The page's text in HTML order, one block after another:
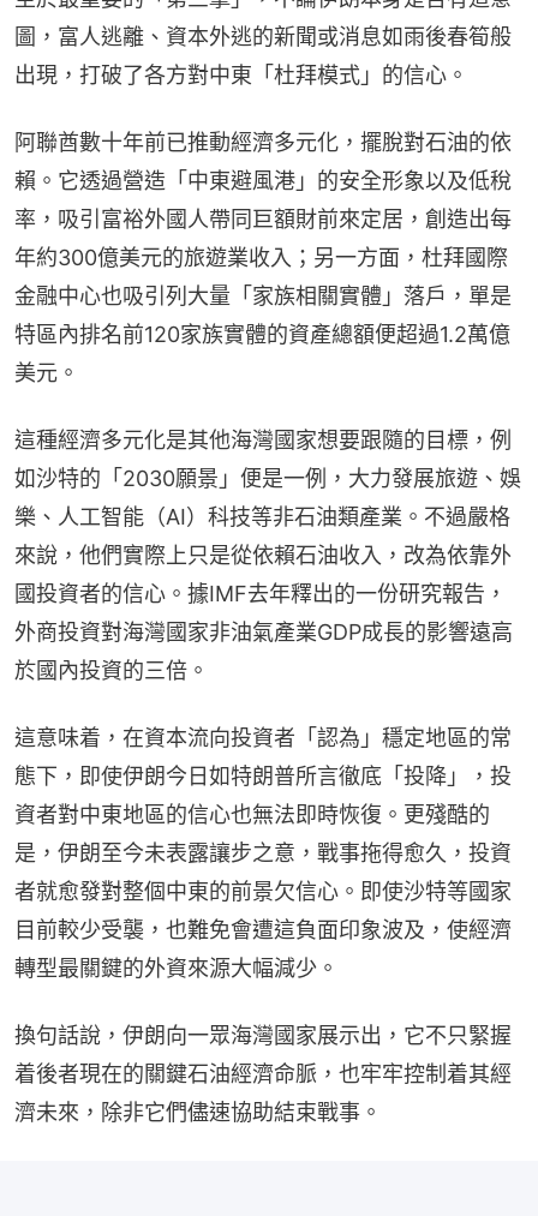
圖，富人逃離、資本外逃的新聞或消息如雨後春筍般
出現，打破了各方對中東「杜拜模式」的信心。
阿聯酋數十年前已推動經濟多元化，擺脫對石油的依
賴。它透過營造「中東避風港」的安全形象以及低稅
率，吸引富裕外國人帶同巨額財前來定居，創造出每
年約300億美元的旅遊業收入；另一方面，杜拜國際
金融中心也吸引列大量「家族相關實體」落戶，單是
特區內排名前120家族實體的資產總額便超過1.2萬億
美元。
這種經濟多元化是其他海灣國家想要跟隨的目標，例
如沙特的「2030願景」便是一例，大力發展旅遊、娛
樂、人工智能（AI）科技等非石油類產業。不過嚴格
來說，他們實際上只是從依賴石油收入，改為依靠外
國投資者的信心。據IMF去年釋出的一份研究報告，
外商投資對海灣國家非油氣產業GDP成長的影響遠高
於國內投資的三倍。
這意味着，在資本流向投資者「認為」穩定地區的常
態下，即使伊朗今日如特朗普所言徹底「投降」，投
資者對中東地區的信心也無法即時恢復。更殘酷的
是，伊朗至今未表露讓步之意，戰事拖得愈久，投資
者就愈發對整個中東的前景欠信心。即使沙特等國家
目前較少受襲，也難免會遭這負面印象波及，使經濟
轉型最關鍵的外資來源大幅減少。
換句話說，伊朗向一眾海灣國家展示出，它不只緊握
着後者現在的關鍵石油經濟命脈，也牢牢控制着其經
濟未來，除非它們儘速協助結束戰事。